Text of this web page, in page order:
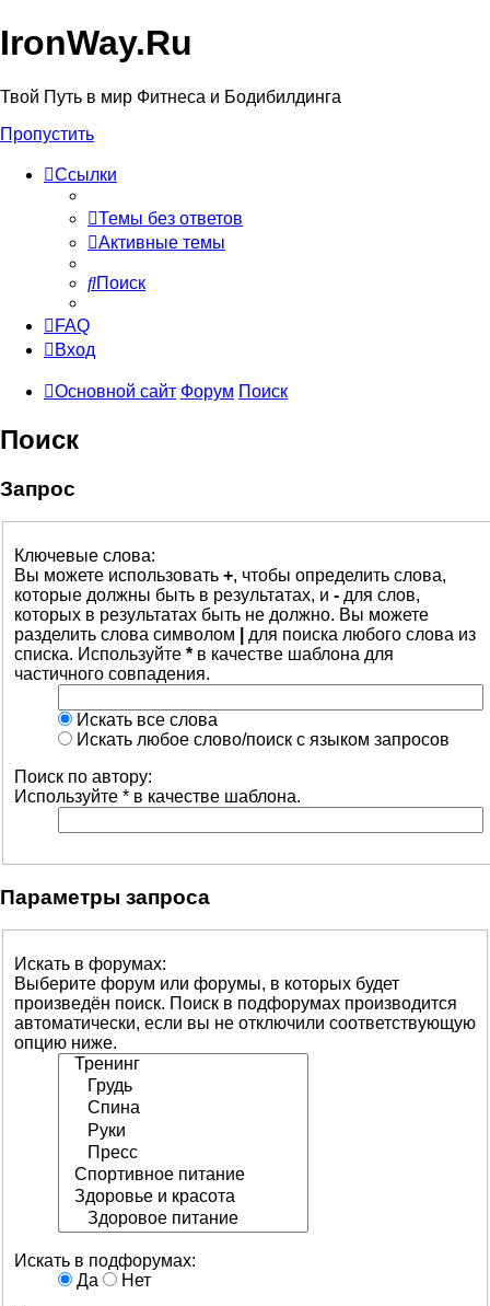
IronWay.Ru
Твой Путь в мир Фитнеса и Бодибилдинга
Пропустить
Ссылки
Темы без ответов
Активные темы
Поиск
FAQ
Вход
Основной сайт Форум Поиск
Поиск
Запрос
Ключевые слова:
Вы можете использовать +, чтобы определить слова,
которые должны быть в результатах, и - для слов,
которых в результатах быть не должно. Вы можете
разделить слова символом
для поиска любого слова из
списка. Используйте * в качестве шаблона для
частичного совпадения.
Искать все слова
Искать любое слово/поиск с языком запросов
Поиск по автору:
Используйте * в качестве шаблона.
Параметры запроса
Искать в форумах:
Выберите форум или форумы, в которых будет
произведён поиск. Поиск в подфорумах производится
автоматически, если вы не отключили соответствующую
опцию ниже.
Искать в подфорумах:
Да
Нет